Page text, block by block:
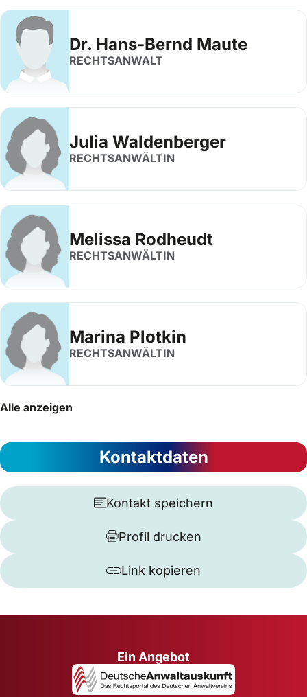
Dr. Hans-Bernd Maute
RECHTSANWALT
Julia Waldenberger
RECHTSANWÄLTIN
Melissa Rodheudt
RECHTSANWÄLTIN
Marina Plotkin
RECHTSANWÄLTIN
Alle anzeigen
Kontaktdaten
Kontakt speichern
Profil drucken
Link kopieren
Ein Angebot